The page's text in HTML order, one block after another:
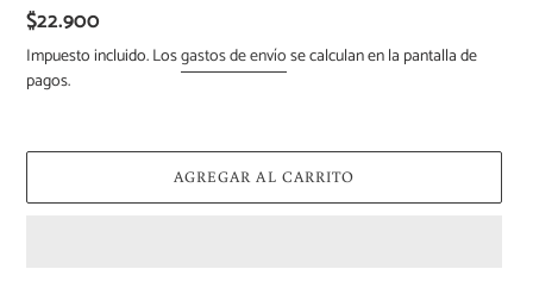
Precio
habitual
$22.900
Impuesto incluido. Losgastos de envíose calculan en la pantalla de
pagos.
AGREGAR AL CARRITO